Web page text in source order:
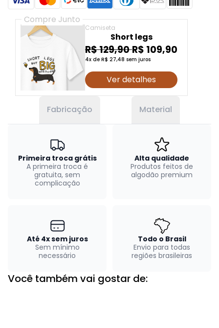
Compre Junto
Camiseta
Short legs
R$ 129,90 R$ 109,90
4x de R$ 27,48 sem juros
Ver detalhes
Fabricação Material
Primeira troca grátis
A primeira troca é
gratuita, sem
complicação
Alta qualidade
Produtos feitos de
algodão premium
Até 4x sem juros
Sem mínimo
necessário
Todo o Brasil
Envio para todas
regiões brasileiras
Você também vai gostar de: